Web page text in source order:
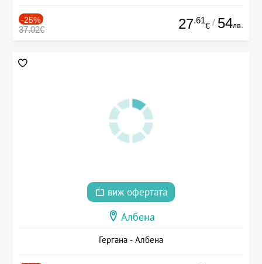
-25%
37.02€ 27.61
€ / 54лв.
виж офертата
Албена
Гергана - Албена